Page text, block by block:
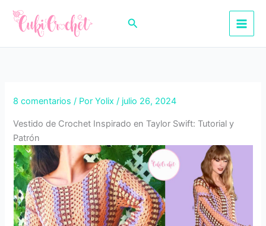
contenido
Buscar
8 comentarios / PorYolix/ julio 26, 2024
Vestido de Crochet Inspirado en Taylor Swift: Tutorial y
Patrón